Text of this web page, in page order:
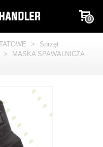
0
>
Sprzęt
>
MASKA SPAWALNICZA